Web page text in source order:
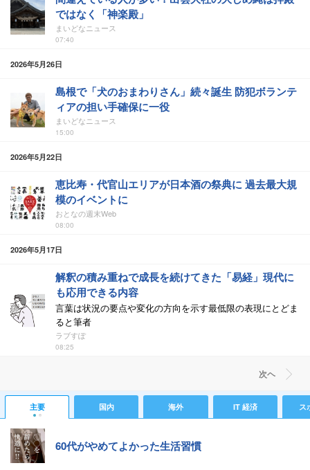
ではなく「神楽殿」
まいどなニュース
07:40
2026年5月26日
島根で「犬のおまわりさん」続々誕生 防犯ボランテ
ィアの担い手確保に一役
まいどなニュース
15:00
2026年5月22日
恵比寿・代官山エリアが日本酒の祭典に 過去最大規
模のイベントに
おとなの週末Web
08:00
2026年5月17日
解釈の積み重ねで成長を続けてきた「易経」現代に
も応用できる内容
言葉は状況の要点や変化の方向を示す最低限の表現にとどま
ると筆者
ラブすぽ
08:25
次ヘ
主要 国内 海外 IT 経済 ス
60代がやめてよかった生活習慣